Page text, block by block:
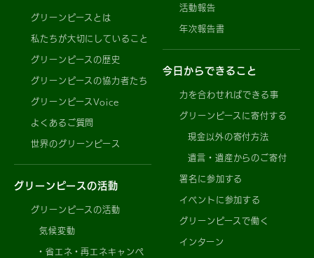
グリーンピースとは
私たちが大切にしていること
グリーンピースの歴史
グリーンピースの協力者たち
グリーンピースVoice
よくあるご質問
世界のグリーンピース
グリーンピースの活動
グリーンピースの活動
気候変動
省エネ・再エネキャンペ
活動報告
年次報告書
今日からできること
力を合わせればできる事
グリーンピースに寄付する
現金以外の寄付方法
遺言・遺産からのご寄付
署名に参加する
イベントに参加する
グリーンピースで働く
インターン